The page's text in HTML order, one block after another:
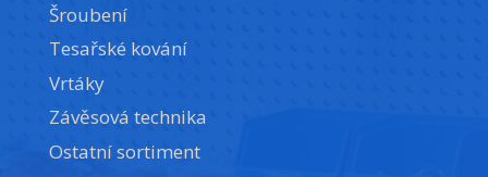
Šroubení
Tesařské kování
Vrtáky
Závěsová technika
Ostatní sortiment